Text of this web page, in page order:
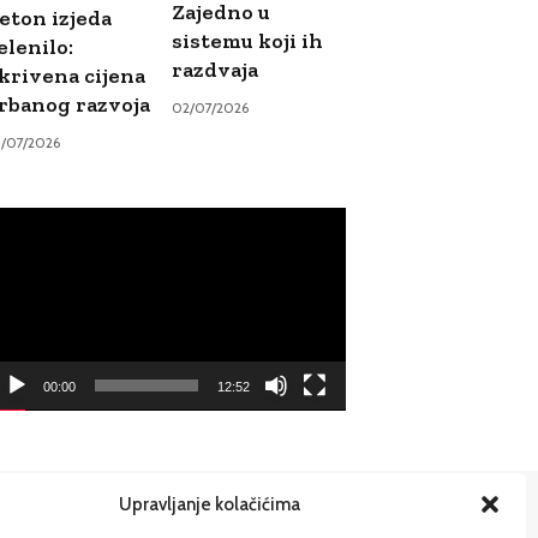
Upravljanje kolačićima
izjeda
cijena
razvoja
07/2026
Zajedno u
sistemu koji ih
razdvaja
02/07/2026
00:00 12:52